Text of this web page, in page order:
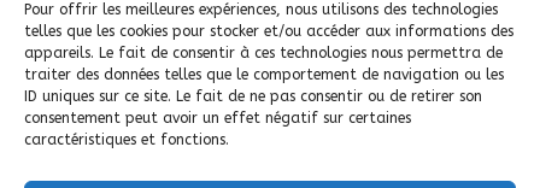
Pour offrir les meilleures expériences, nous utilisons des technologies
telles que les cookies pour stocker et/ou accéder aux informations des
appareils. Le fait de consentir à ces technologies nous permettra de
traiter des données telles que le comportement de navigation ou les
ID uniques sur ce site. Le fait de ne pas consentir ou de retirer son
consentement peut avoir un effet négatif sur certaines
caractéristiques et fonctions.